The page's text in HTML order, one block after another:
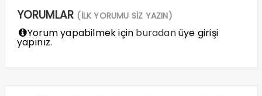
YORUMLAR (İLK YORUMU SİZ YAZIN)
Yorum yapabilmek için buradanüye girişi
yapınız.